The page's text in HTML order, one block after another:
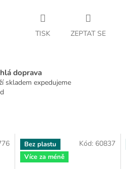
TISK ZEPTAT SE
doprava
skladem expedujeme
Bez plastu
Více za méně
Kód: 60837